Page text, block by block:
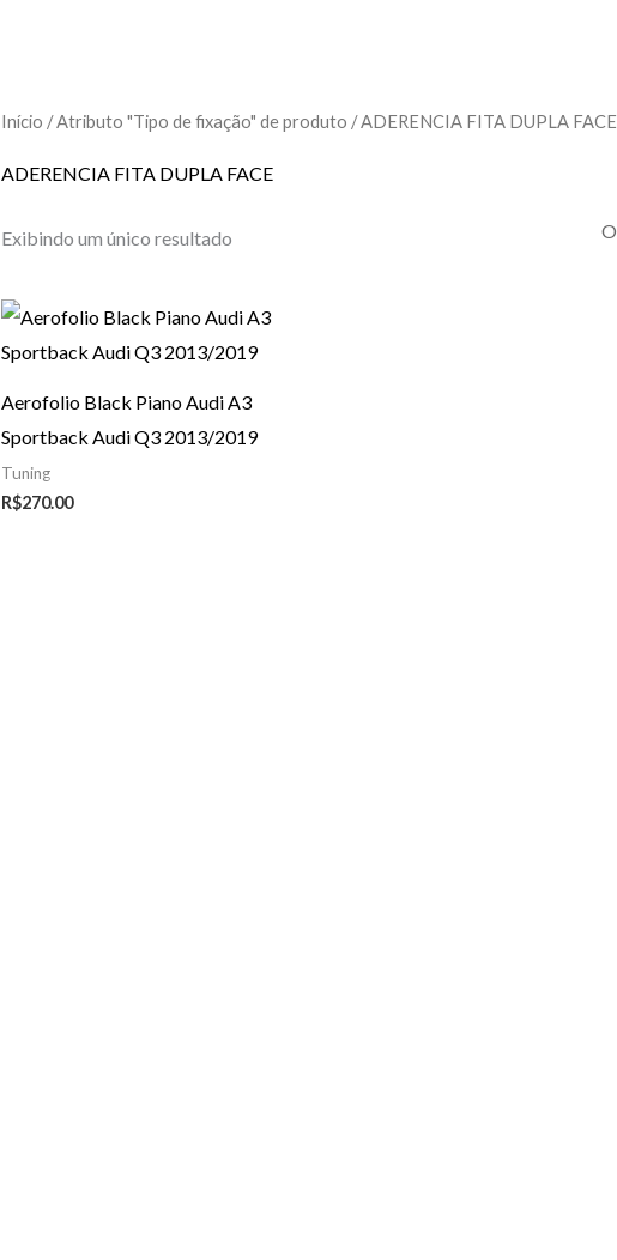
Início / Atributo "Tipo de fixação" de produto / ADERENCIA FITA DUPLA FACE
ADERENCIA FITA DUPLA FACE
Exibindo um único resultado
Aerofolio Black Piano Audi A3
Sportback Audi Q3 2013/2019
Tuning
R$270.00